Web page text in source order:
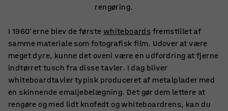
rengøring.
I 1960'erne blev de første whiteboards fremstillet af
samme materiale som fotografisk film. Udover at være
meget dyre, kunne det oveni være en udfordring at fjerne
indtørret tusch fra disse tavler. I dag bliver
whiteboardtavler typisk produceret af metalplader med
en skinnende emaljebelægning. Det gør dem lettere at
rengøre og med lidt knofedt og whiteboardrens, kan du